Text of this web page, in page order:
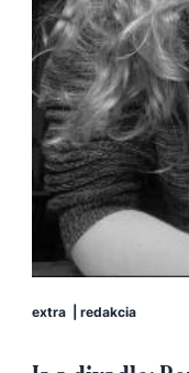
extra redakcia